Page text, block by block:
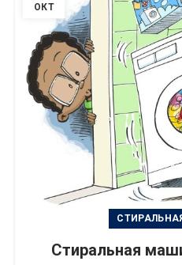
ОКТ
Стиральная